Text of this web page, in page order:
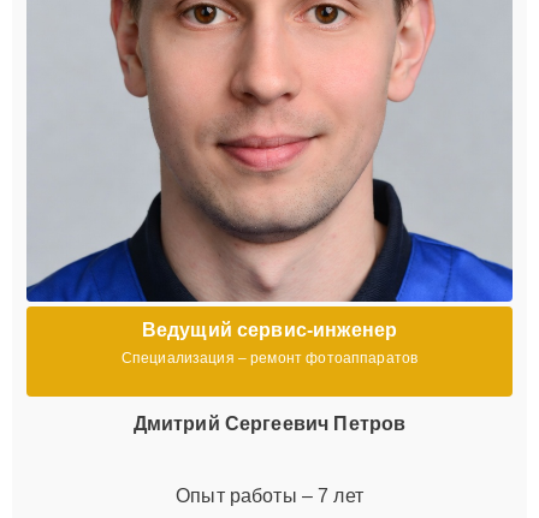
Ведущий сервис-инженер
Специализация – ремонт фотоаппаратов
Дмитрий Сергеевич Петров
Опыт работы – 7 лет